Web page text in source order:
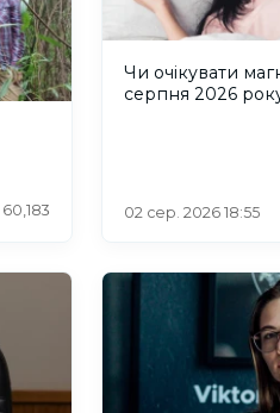
60,183
Чи очікувати
серпня 2026
02 сер. 2026 18:55